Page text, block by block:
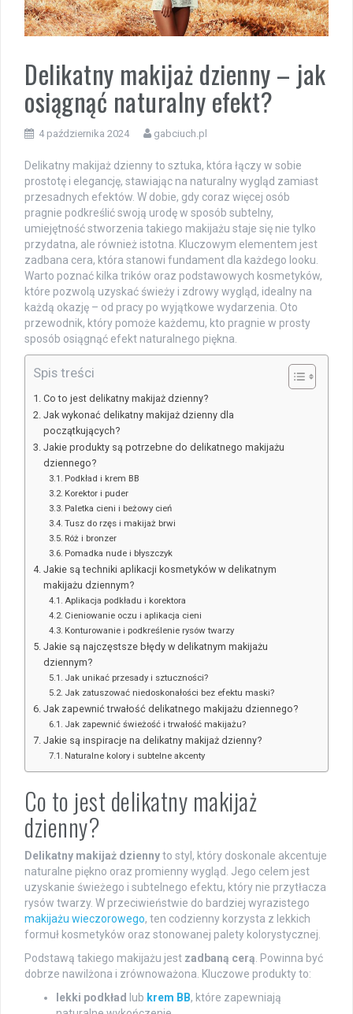
Delikatny makijaż dzienny – jak
osiągnąć naturalny efekt?
4 października 2024 gabciuch.pl
Delikatny makijaż dzienny to sztuka, która łączy w sobie
prostotę i elegancję, stawiając na naturalny wygląd zamiast
przesadnych efektów. W dobie, gdy coraz więcej osób
pragnie podkreślić swoją urodę w sposób subtelny,
umiejętność stworzenia takiego makijażu staje się nie tylko
przydatna, ale również istotna. Kluczowym elementem jest
zadbana cera, która stanowi fundament dla każdego looku.
Warto poznać kilka trików oraz podstawowych kosmetyków,
które pozwolą uzyskać świeży i zdrowy wygląd, idealny na
każdą okazję – od pracy po wyjątkowe wydarzenia. Oto
przewodnik, który pomoże każdemu, kto pragnie w prosty
sposób osiągnąć efekt naturalnego piękna.
Spis treści
Co to jest delikatny makijaż dzienny?
Jak wykonać delikatny makijaż dzienny dla
początkujących?
Jakie produkty są potrzebne do delikatnego makijażu
dziennego?
Podkład i krem BB
Korektor i puder
Paletka cieni i beżowy cień
Tusz do rzęs i makijaż brwi
Róż i bronzer
Pomadka nude i błyszczyk
Jakie są techniki aplikacji kosmetyków w delikatnym
makijażu dziennym?
Aplikacja podkładu i korektora
Cieniowanie oczu i aplikacja cieni
Konturowanie i podkreślenie rysów twarzy
Jakie są najczęstsze błędy w delikatnym makijażu
dziennym?
Jak unikać przesady i sztuczności?
Jak zatuszować niedoskonałości bez efektu maski?
Jak zapewnić trwałość delikatnego makijażu dziennego?
Jak zapewnić świeżość i trwałość makijażu?
Jakie są inspiracje na delikatny makijaż dzienny?
Naturalne kolory i subtelne akcenty
Co to jest delikatny makijaż
dzienny?
Delikatny makijaż dziennyto styl, który doskonale akcentuje
naturalne piękno oraz promienny wygląd. Jego celem jest
uzyskanie świeżego i subtelnego efektu, który nie przytłacza
rysów twarzy. W przeciwieństwie do bardziej wyrazistego
makijażu wieczorowego, ten codzienny korzysta z lekkich
formuł kosmetyków oraz stonowanej palety kolorystycznej.
Podstawą takiego makijażu jest zadbaną cerą . Powinna być
dobrze nawilżona i zrównoważona. Kluczowe produkty to:
lekki podkład
lub krem BB, które zapewniają